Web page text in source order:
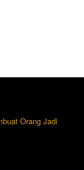
Orang Jadi